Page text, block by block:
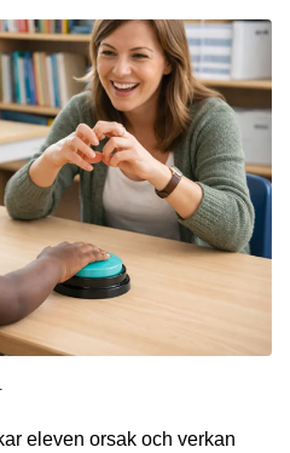
eleven orsak och verkan